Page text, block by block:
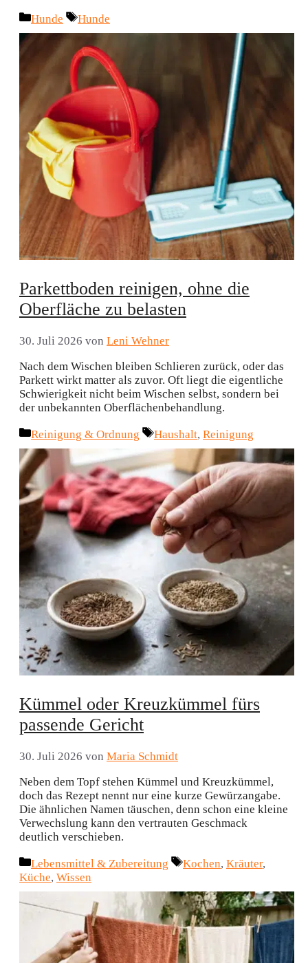
Kategorien
Hunde Schlagwörter
Hunde
Parkettboden reinigen, ohne die
Oberfläche zu belasten
30. Juli 2026 von Leni Wehner
Nach dem Wischen bleiben Schlieren zurück, oder das
Parkett wirkt matter als zuvor. Oft liegt die eigentliche
Schwierigkeit nicht beim Wischen selbst, sondern bei
der unbekannten Oberflächenbehandlung.
Kategorien
Reinigung & Ordnung Schlagwörter
Haushalt, Reinigung
Kümmel oder Kreuzkümmel fürs
passende Gericht
30. Juli 2026 von Maria Schmidt
Neben dem Topf stehen Kümmel und Kreuzkümmel,
doch das Rezept nennt nur eine kurze Gewürzangabe.
Die ähnlichen Namen täuschen, denn schon eine kleine
Verwechslung kann den vertrauten Geschmack
deutlich verschieben.
Kategorien
Lebensmittel & Zubereitung Schlagwörter
Kochen, Kräuter,
Küche, Wissen